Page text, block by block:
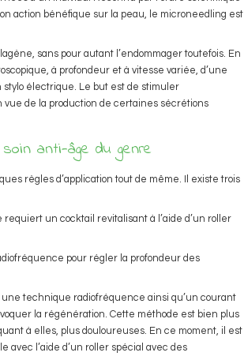
action bénéfique sur la peau, le microneedling est
sans pour autant l’endommager toutefois. En
à profondeur et à vitesse variée, d’une
stylo électrique. Le but est de stimuler
de la production de certaines sécrétions
anti-âge du genre
règles d’application tout de même. Il existe trois
un cocktail revitalisant à l’aide d’un roller
pour régler la profondeur des
technique radiofréquence ainsi qu’un courant
la régénération. Cette méthode est bien plus
à elles, plus douloureuses. En ce moment, il est
avec l’aide d’un roller spécial avec des